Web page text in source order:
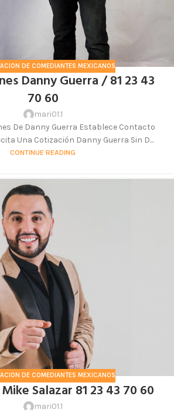
DE COMEDIANTES MEXICANOS
Danny Guerra / 81 23 43
70 60
mari01.1
De Danny Guerra Establece Contacto
Una Cotización Danny Guerra Sin D...
CONTINUE READING
DE COMEDIANTES MEXICANOS
Salazar 81 23 43 70 60
mari01.1